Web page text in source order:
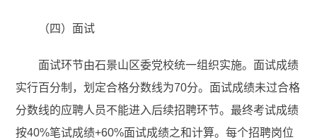
（四）面试
面试环节由石景山区委党校统一组织实施。面试成绩
实行百分制，划定合格分数线为70分。面试成绩未过合格
分数线的应聘人员不能进入后续招聘环节。最终考试成绩
按40%笔试成绩+60%面试成绩之和计算。每个招聘岗位